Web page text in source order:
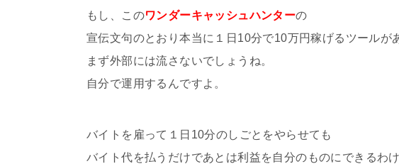
もし、このワンダーキャッシュハンターの
宣伝文句のとおり本当に１日10分で10万円稼げるツールが
まず外部には流さないでしょうね。
自分で運用するんですよ。
バイトを雇って１日10分のしごとをやらせても
バイト代を払うだけであとは利益を自分のものにできるわけ